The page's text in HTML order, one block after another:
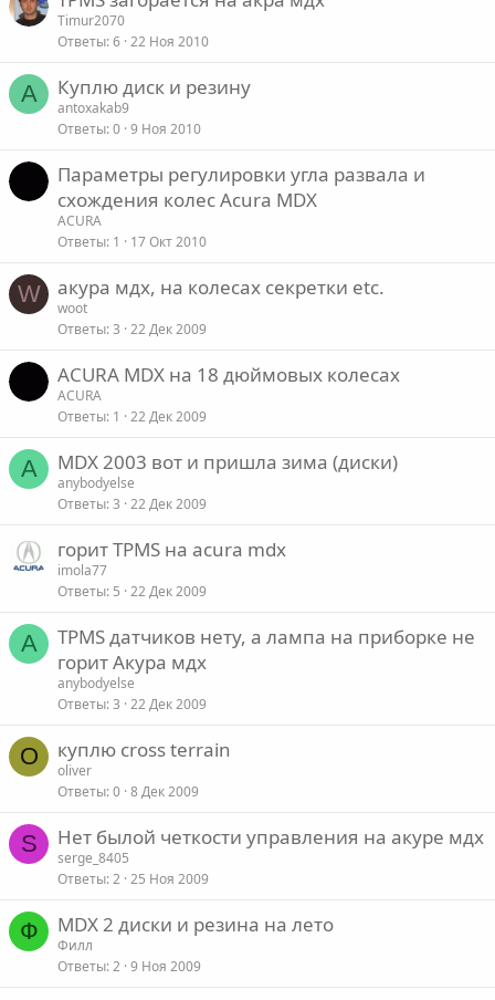
Timur2070
Ответы 6 22 Ноя 2010
A Куплю диск и резину
antoxakab9
Ответы 0 9 Ноя 2010
Параметры регулировки угла развала и
схождения колес Acura MDX
ACURA
Ответы 1 17 Окт 2010
W акура мдх, на колесах секретки etc.
woot
Ответы 3 22 Дек 2009
ACURA MDX на 18 дюймовых колесах
ACURA
Ответы 1 22 Дек 2009
A MDX 2003 вот и пришла зима (диски)
anybodyelse
Ответы 3 22 Дек 2009
горит TPMS на acura mdx
imola77
Ответы 5 22 Дек 2009
A
TPMS датчиков нету, а лампа на приборке не
горит Акура мдх
anybodyelse
Ответы 3 22 Дек 2009
O куплю cross terrain
oliver
Ответы 0 8 Дек 2009
S Нет былой четкости управления на акуре мдх
serge_8405
Ответы 2 25 Ноя 2009
Ф MDX 2 диски и резина на лето
Филл
Ответы 2 9 Ноя 2009